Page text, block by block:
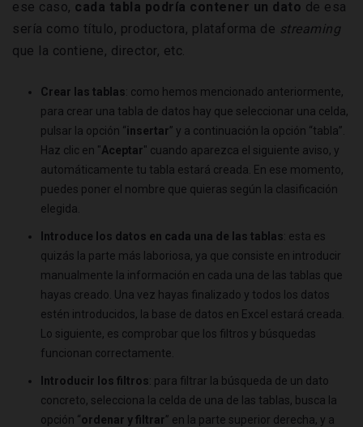
ese caso, cada tabla podría contener un dato de esa
sería como título, productora, plataforma de streaming
que la contiene, director, etc.
Crear las tablas: como hemos mencionado anteriormente,
para crear una tabla de datos hay que seleccionar una celda,
pulsar la opción “insertar” y a continuación la opción “tabla”.
Haz clic en "Aceptar" cuando aparezca el siguiente aviso, y
automáticamente tu tabla estará creada. En ese momento,
puedes poner el nombre que quieras según la clasificación
elegida.
Introduce los datos en cada una de las tablas: esta es
quizás la parte más laboriosa, ya que consiste en introducir
manualmente la información en cada una de las tablas que
hayas creado. Una vez hayas finalizado y todos los datos
estén introducidos, la base de datos en Excel estará creada.
Lo siguiente, es comprobar que los filtros y búsquedas
funcionan correctamente.
Introducir los filtros: para filtrar la búsqueda de un dato
concreto, selecciona la celda de una de las tablas, busca la
opción “ordenar y filtrar” en la parte superior derecha, y a